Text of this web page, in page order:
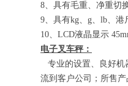
8、具有毛重、净重切
9、具有kg、 g、 lb、港
10、 LCD液晶显示
电子叉车秤：
专业的设置、良好机
流到客户公司；所售